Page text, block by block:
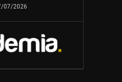
07/2026